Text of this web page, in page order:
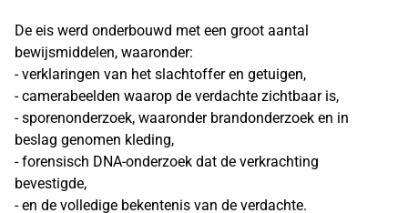
De eis werd onderbouwd met een groot aantal
bewijsmiddelen, waaronder:
- verklaringen van het slachtoffer en getuigen,
- camerabeelden waarop de verdachte zichtbaar is,
- sporenonderzoek, waaronder brandonderzoek en in
beslag genomen kleding,
- forensisch DNA-onderzoek dat de verkrachting
bevestigde,
- en de volledige bekentenis van de verdachte.